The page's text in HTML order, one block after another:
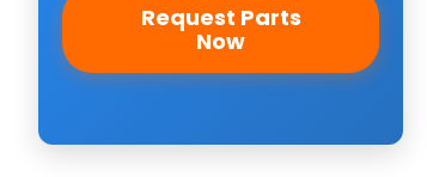
Request Parts
Now